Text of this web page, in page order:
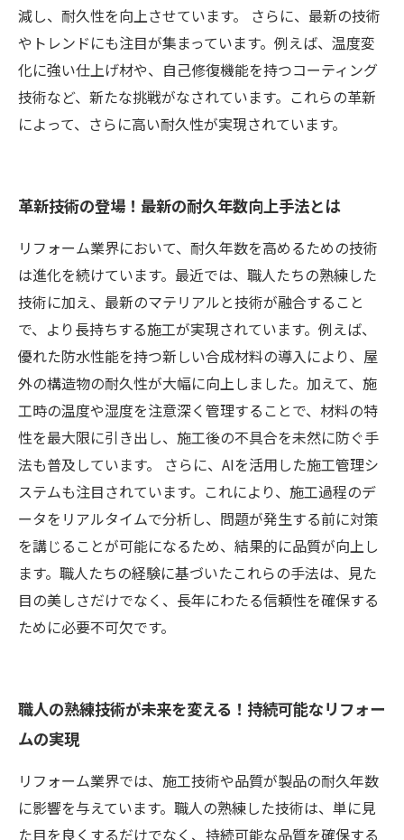
減し、耐久性を向上させています。 さらに、最新の技術
やトレンドにも注目が集まっています。例えば、温度変
化に強い仕上げ材や、自己修復機能を持つコーティング
技術など、新たな挑戦がなされています。これらの革新
によって、さらに高い耐久性が実現されています。
革新技術の登場！最新の耐久年数向上手法とは
リフォーム業界において、耐久年数を高めるための技術
は進化を続けています。最近では、職人たちの熟練した
技術に加え、最新のマテリアルと技術が融合すること
で、より長持ちする施工が実現されています。例えば、
優れた防水性能を持つ新しい合成材料の導入により、屋
外の構造物の耐久性が大幅に向上しました。加えて、施
工時の温度や湿度を注意深く管理することで、材料の特
性を最大限に引き出し、施工後の不具合を未然に防ぐ手
法も普及しています。 さらに、AIを活用した施工管理シ
ステムも注目されています。これにより、施工過程のデ
ータをリアルタイムで分析し、問題が発生する前に対策
を講じることが可能になるため、結果的に品質が向上し
ます。職人たちの経験に基づいたこれらの手法は、見た
目の美しさだけでなく、長年にわたる信頼性を確保する
ために必要不可欠です。
職人の熟練技術が未来を変える！持続可能なリフォー
ムの実現
リフォーム業界では、施工技術や品質が製品の耐久年数
に影響を与えています。職人の熟練した技術は、単に見
た目を良くするだけでなく、持続可能な品質を確保する